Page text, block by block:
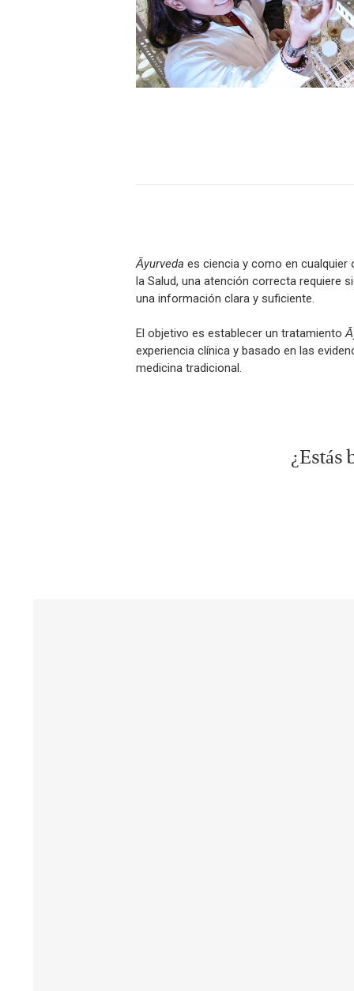
Ᾱyurveda es ciencia y como en cualquier
la Salud, una atención correcta requiere
una información clara y suficiente.
El objetivo es establecer un tratamiento
experiencia clínica y basado en las
medicina tradicional.